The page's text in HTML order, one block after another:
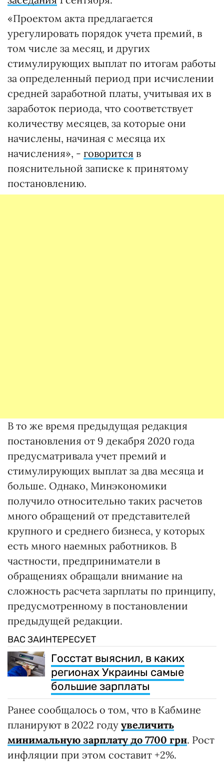
«Проектом акта предлагается
урегулировать порядок учета премий, в
том числе за месяц, и других
стимулирующих выплат по итогам работы
за определенный период при исчислении
средней заработной платы, учитывая их в
заработок периода, что соответствует
количеству месяцев, за которые они
начислены, начиная с месяца их
начисления», - говорится в
пояснительной записке к принятому
постановлению.
В то же время предыдущая редакция
постановления от 9 декабря 2020 года
предусматривала учет премий и
стимулирующих выплат за два месяца и
больше. Однако, Минэкономики
получило относительно таких расчетов
много обращений от представителей
крупного и среднего бизнеса, у которых
есть много наемных работников. В
частности, предприниматели в
обращениях обращали внимание на
сложность расчета зарплаты по принципу,
предусмотренному в постановлении
предыдущей редакции.
ВАС ЗАИНТЕРЕСУЕТ
Госстат выяснил, в каких
регионах Украины самые
большие зарплаты
Ранее сообщалось о том, что в Кабмине
планируют в 2022 году увеличить
минимальную зарплату до 7700 грн. Рост
инфляции при этом составит +2%.